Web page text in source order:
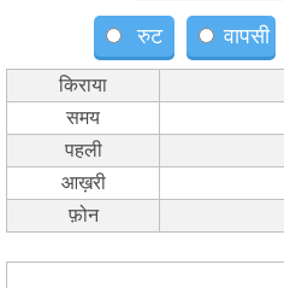
रुट वापसी
किराया
समय
पहली
आख़री
फ़ोन